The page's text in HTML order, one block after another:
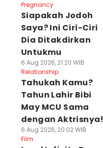
Pregnancy
Siapakah Jodoh
Saya? Ini Ciri-Ciri
Dia Ditakdirkan
Untukmu
6 Aug 2026, 21:20 WIB
Relationship
Tahukah Kamu?
Tahun Lahir Bibi
May MCU Sama
dengan Aktrisnya!
6 Aug 2026, 20:02 WIB
Film